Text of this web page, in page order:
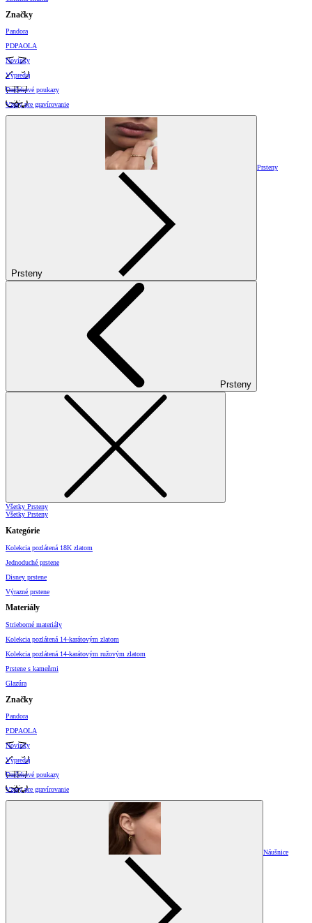
Značky
Pandora
PDPAOLA
Novinky
Výpredaj
Darčekové poukazy
Vzory pre gravírovanie
Prsteny
Prsteny
Prsteny
Všetky Prsteny
Všetky Prsteny
Kategórie
Kolekcia pozlátená 18K zlatom
Jednoduché prstene
Disney prstene
Výrazné prstene
Materiály
Strieborné materiály
Kolekcia pozlátená 14-karátovým zlatom
Kolekcia pozlátená 14-karátovým ružovým zlatom
Prstene s kameňmi
Glazúra
Značky
Pandora
PDPAOLA
Novinky
Výpredaj
Darčekové poukazy
Vzory pre gravírovanie
Náušnice